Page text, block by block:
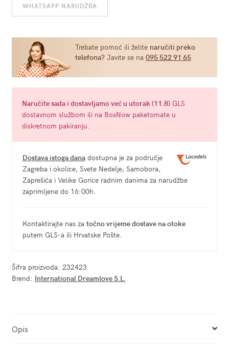
Rose
količina
WHATSAPP NARUDŽBA
Trebate pomoć ili želite naručiti preko
telefona?Javite se na 095 522 91 65
Naručitesadai dostavljamo već u utorak (11.8) GLS
dostavnom službom ili na BoxNow paketomate u
diskretnom pakiranju.
Dostava istoga danadostupna je za područje
Zagreba i okolice, Svete Nedelje, Samobora,
Zaprešića i Velike Gorice radnim danima za narudžbe
zaprimljene do 16:00h.
Kontaktirajte nas za točno vrijeme dostave na otoke
putem GLS-a ili Hrvatske Pošte.
Šifra proizvoda: 232423
Brend: International Dreamlove S.L.
Opis